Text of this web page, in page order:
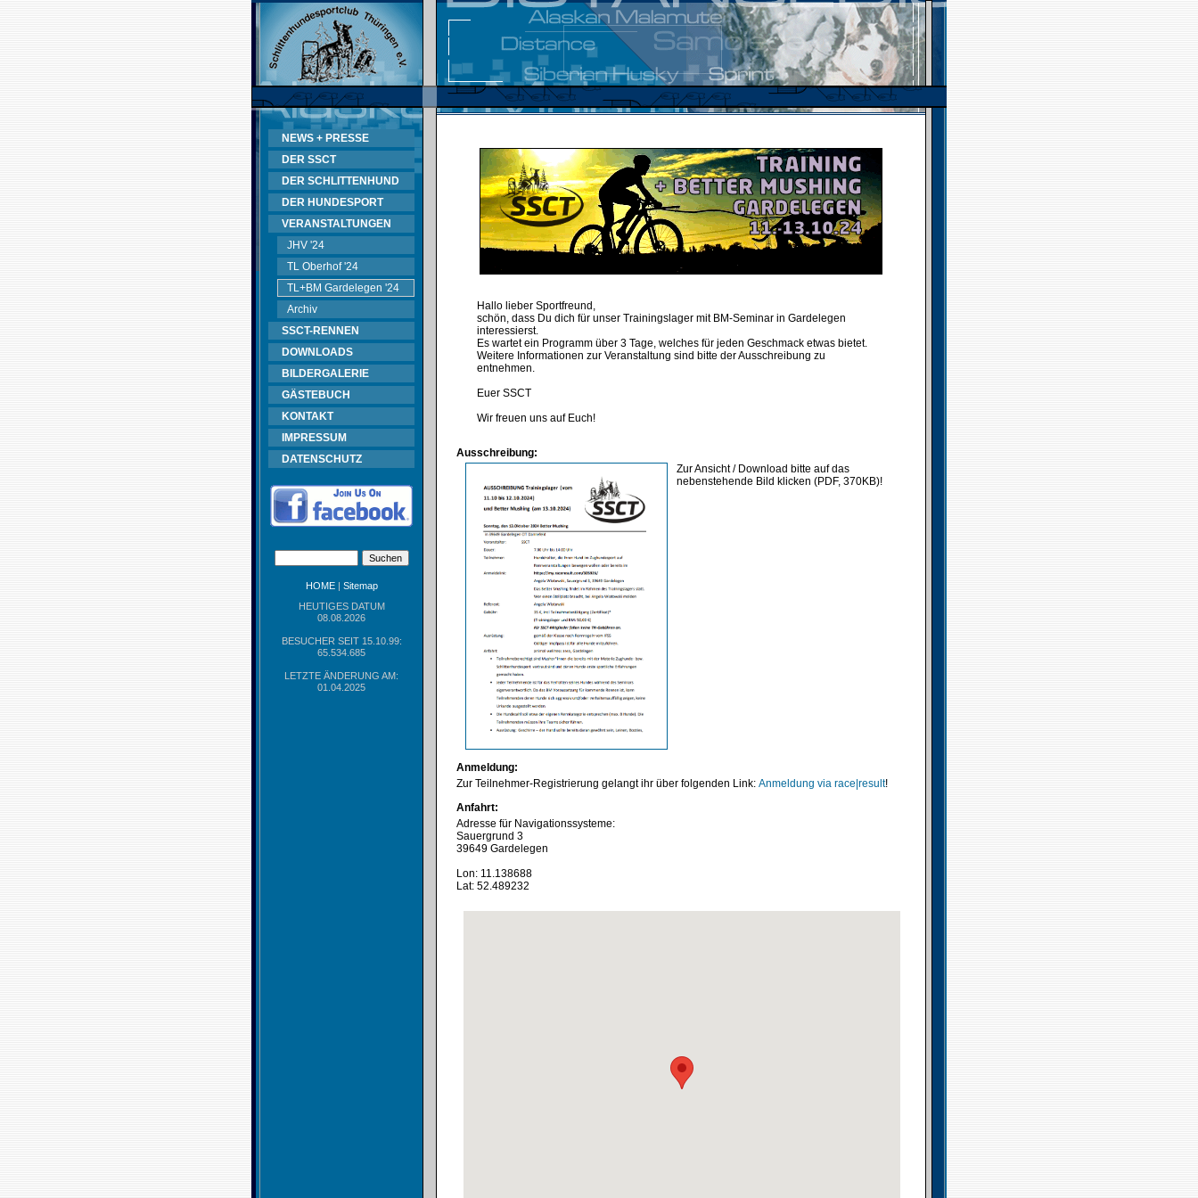
NEWS + PRESSE
DER SSCT
DER SCHLITTENHUND
DER HUNDESPORT
VERANSTALTUNGEN
JHV '24
TL Oberhof '24
TL+BM Gardelegen '24
Archiv
SSCT-RENNEN
DOWNLOADS
BILDERGALERIE
GÄSTEBUCH
KONTAKT
IMPRESSUM
DATENSCHUTZ
HOME| Sitemap
HEUTIGES DATUM
08.08.2026
BESUCHER SEIT 15.10.99:
65.534.685
LETZTE ÄNDERUNG AM:
01.04.2025
Hallo lieber Sportfreund,
schön, dass Du dich für unser Trainingslager mit BM-Seminar in Gardelegen
interessierst.
Es wartet ein Programm über 3 Tage, welches für jeden Geschmack etwas bietet.
Weitere Informationen zur Veranstaltung sind bitte der Ausschreibung zu
entnehmen.
Euer SSCT
Wir freuen uns auf Euch!
Ausschreibung:
Zur Ansicht / Download bitte auf das
nebenstehende Bild klicken (PDF, 370KB)!
Anmeldung:
Zur Teilnehmer-Registrierung gelangt ihr über folgenden Link: Anmeldung via race|result!
Anfahrt:
Adresse für Navigationssysteme:
Sauergrund 3
39649 Gardelegen
Lon: 11.138688
Lat: 52.489232